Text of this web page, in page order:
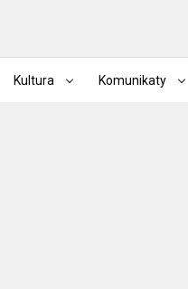
Kultura Komunikaty